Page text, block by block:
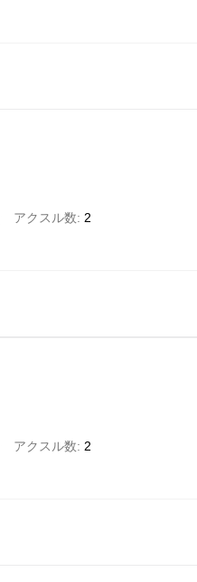
アクスル数 2
アクスル数 2